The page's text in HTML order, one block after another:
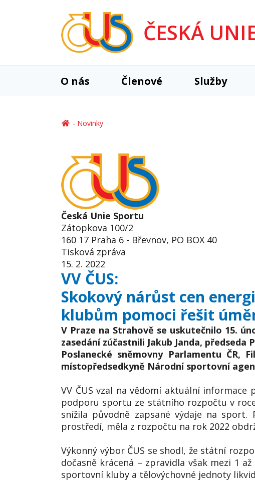
ČESKÁ
O nás Členové Služby
Novinky
Česká Unie Sportu
Zátopkova 100/2
160 17 Praha 6 - Břevnov, PO BOX 40
Tisková zpráva
15. 2. 2022
VV ČUS:
Skokový nárůst cen
klubům pomoci řešit
V Praze na Strahově se uskutečnilo 15.
zasedání zúčastnili Jakub Janda,
Poslanecké sněmovny Parlamentu ČR,
místopředsedkyně Národní sportovní
VV ČUS vzal na vědomí aktuální
podporu sportu ze státního rozpočtu v
snížila původně zapsané výdaje na
prostředí, měla z rozpočtu na rok 2022
Výkonný výbor ČUS se shodl, že státní
dočasně krácená – zpravidla však mezi 1
sportovní kluby a tělovýchovné jednoty